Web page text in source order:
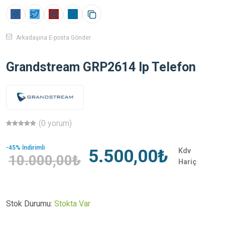
Arkadaşına E-posta Gönder
Grandstream GRP2614 Ip Telefon
(0 yorum)
-45% İndirimli
10.000,00₺ 5.500,00₺
Kdv
Hariç
Stok Durumu: Stokta Var